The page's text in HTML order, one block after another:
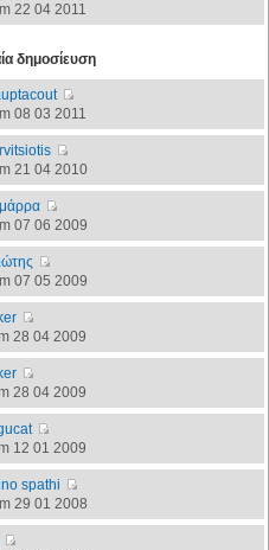
22 04 2011
δημοσίευση
08 03 2011
21 04 2010
07 06 2009
07 05 2009
28 04 2009
28 04 2009
12 01 2009
spathi
29 01 2008